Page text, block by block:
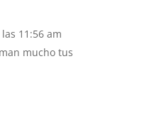
11:56 am
mucho tus